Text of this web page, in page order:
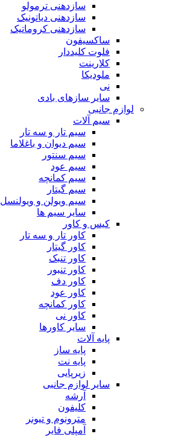
سازدهنی ترمولو
سازدهنی دیاتونیک
سازدهنی کروماتیک
ساکسیفون
فلوت کلیددار
کلارینت
ملودیکا
نی
سایر سازهای بادی
لوازم جانبی
سیم آلات
سیم تار و سه تار
سیم دیوان و باغلاما
سیم سنتور
سیم عود
سیم کمانچه
سیم گیتار
سیم ویولن و ویولنسل
سایر سیم ها
کیس و کاور
کاور تار و سه تار
کاور گیتار
کاور تنبک
کاور تنبور
کاور دف
کاور عود
کاور کمانچه
کاور نی
سایر کاورها
پایه آلات
پایه ساز
پایه نت
زیرپایی
سایر لوازم جانبی
آرشه
کلیفون
مترونوم و تیونر
آمپلی فایر